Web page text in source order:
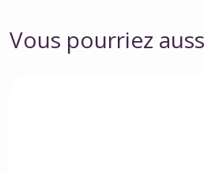
Vous pourriez